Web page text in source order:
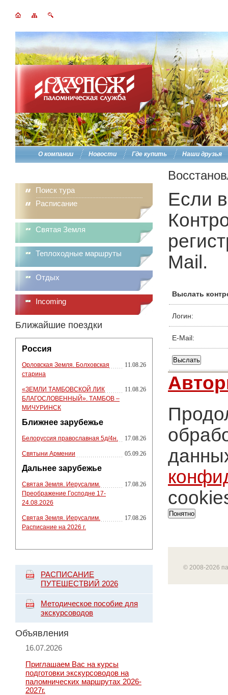
О компании Новости Где купить Наши друзья
Поиск тура
Расписание
Святая Земля
Теплоходные маршруты
Отдых
Incoming
Ближайшие поездки
Россия
Орловская Земля. Болховская
старина
11.08.26
«ЗЕМЛИ ТАМБОВСКОЙ ЛИК
БЛАГОСЛОВЕННЫЙ». ТАМБОВ –
МИЧУРИНСК
11.08.26
Ближнее зарубежье
Белоруссия православная 5д/4н. 17.08.26
Святыни Армении 05.09.26
Дальнее зарубежье
Святая Земля. Иерусалим.
Преображение Господне 17-
24.08.2026
17.08.26
Святая Земля. Иерусалим.
Расписание на 2026 г.
17.08.26
РАСПИСАНИЕ
ПУТЕШЕСТВИЙ 2026
Методическое пособие для
экскурсоводов
Объявления
16.07.2026
Приглашаем Вас на курсы
подготовки экскурсоводов на
паломнических маршрутах 2026-
2027г.
Если
Mail.
Выслать
Логин:
E-Mail:
Понятно
© 2008-2026